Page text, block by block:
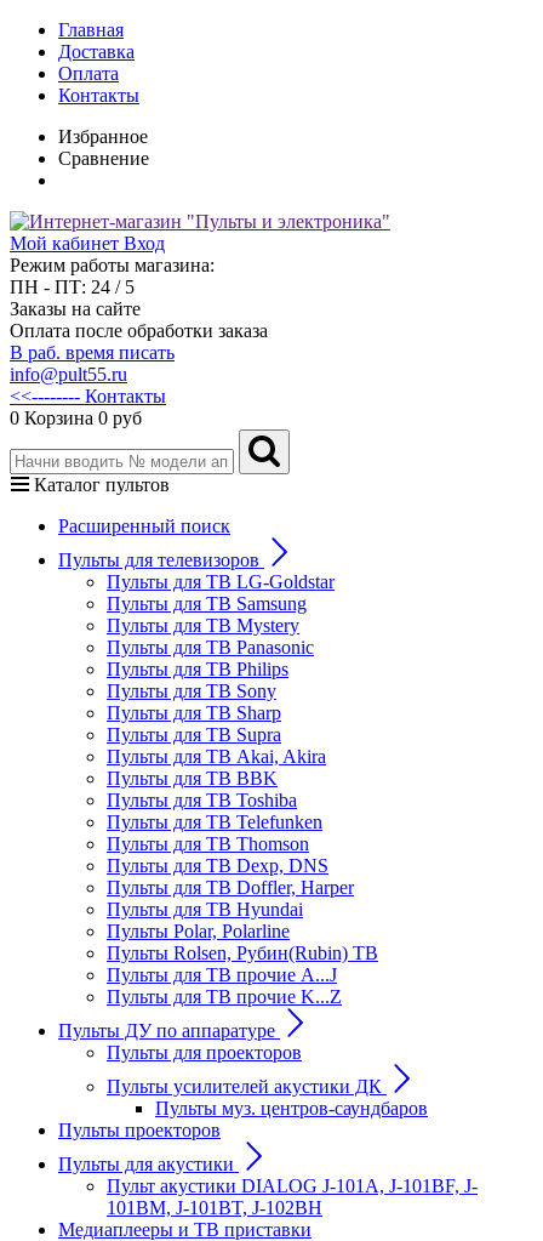
Главная
Доставка
Оплата
Контакты
Избранное
Сравнение
Мой кабинет Вход
Режим работы магазина:
ПН - ПТ: 24 / 5
Заказы на сайте
Оплата после обработки заказа
В раб. время писать
info@pult55.ru
<<-------- Контакты
0 Корзина 0 руб
Каталог пультов
Расширенный поиск
Пульты для телевизоров
Пульты для ТВ LG-Goldstar
Пульты для ТВ Samsung
Пульты для ТВ Mystery
Пульты для ТВ Panasonic
Пульты для ТВ Philips
Пульты для ТВ Sony
Пульты для ТВ Sharp
Пульты для ТВ Supra
Пульты для ТВ Akai, Akira
Пульты для ТВ BBK
Пульты для ТВ Toshiba
Пульты для ТВ Telefunken
Пульты для ТВ Thomson
Пульты для ТВ Dexp, DNS
Пульты для ТВ Doffler, Harper
Пульты для ТВ Hyundai
Пульты Polar, Polarline
Пульты Rolsen, Рубин(Rubin) ТВ
Пульты для ТВ прочие A...J
Пульты для ТВ прочие K...Z
Пульты ДУ по аппаратуре
Пульты для проекторов
Пульты усилителей акустики ДК
Пульты муз. центров-саундбаров
Пульты проекторов
Пульты для акустики
Пульт акустики DIALOG J-101A, J-101BF, J-
101BM, J-101BT, J-102BH
Медиаплееры и ТВ приставки